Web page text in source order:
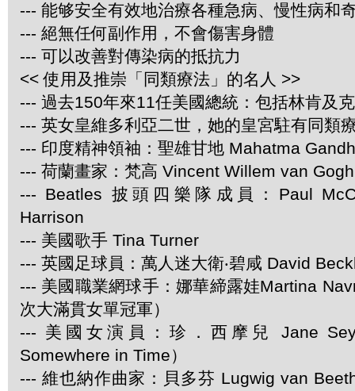
--- 能够安全有效地治療各種急病、慢性病和
--- 絕無任何副作用，不會傷害身體
--- 可以改善對傳染病的抵抗力
<< 使用及推崇「同類療法」的名人 >>
--- 過去150年來11任美國總統：包括林肯及
--- 英女皇維多利亞二世，她的皇宮駐有同類
--- 印度精神領袖：聖雄甘地 Mahatma
--- 荷蘭畫家：梵高 Vincent Willem van Gogh
--- Beatles 披頭四樂隊成員：Paul
Harrison
--- 美國歌手 Tina Turner
--- 英國足球員：萬人迷大衛‧碧咸 David
--- 美國職業網球手：娜華締露娃Martina
次大滿貫女單冠軍）
--- 美國女演員：珍．西摩兒 Jane
Somewhere in Time）
--- 維也納作曲家：貝多芬 Lugwig van